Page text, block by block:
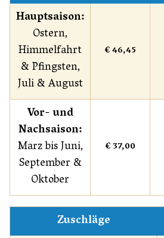
Hauptsaison:
Ostern,
Himmelfahrt
& Pfingsten,
Juli & August
€ 46,45
Vor- und
Nachsaison:
Marz bis Juni,
September &
Oktober
€ 37,00
Zuschläge